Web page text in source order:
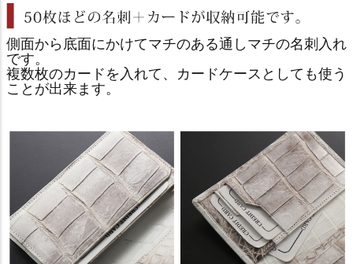
側面から底面にかけてマチのある通しマチの名刺入れ
です。
複数枚のカードを入れて、カードケースとしても使う
ことが出来ます。